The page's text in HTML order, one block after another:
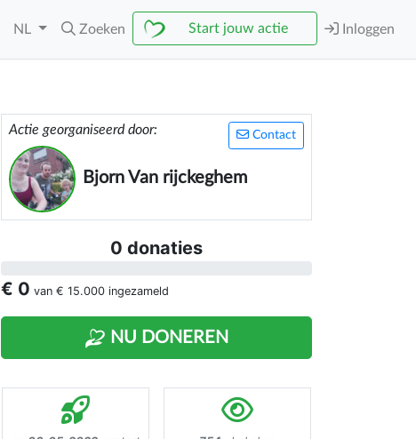
NL Zoeken Start jouw actie Inloggen
Contact
Actie georganiseerd door:
Bjorn Van rijckeghem
0 donaties
€ 0 van € 15.000 ingezameld
NU DONEREN